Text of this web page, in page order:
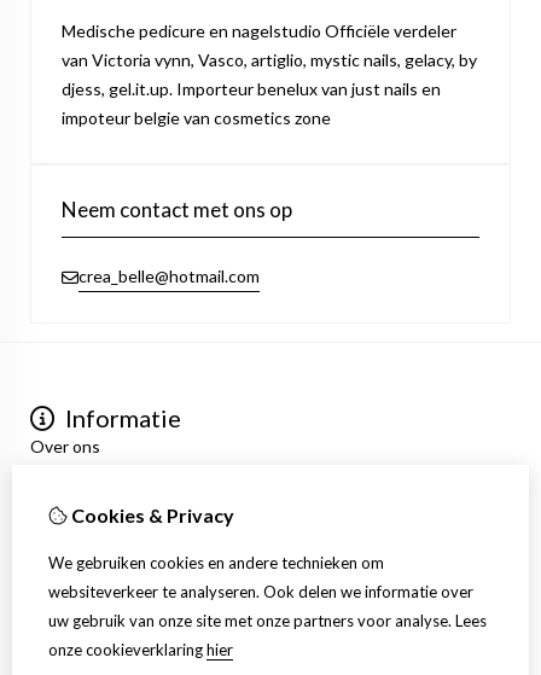
Medische pedicure en nagelstudio Officiële verdeler
van Victoria vynn, Vasco, artiglio, mystic nails, gelacy, by
djess, gel.it.up. Importeur benelux van just nails en
impoteur belgie van cosmetics zone
Neem contact met ons op
crea_belle@hotmail.com
Informatie
Over ons
Algemene voorwaarden
Mijn account
Inloggen
Bestelhistorie
Verlanglijst
Nieuwsbrief
Cookies & Privacy
We gebruiken cookies en andere technieken om
websiteverkeer te analyseren. Ook delen we informatie over
uw gebruik van onze site met onze partners voor analyse. Lees
onze cookieverklaringhier